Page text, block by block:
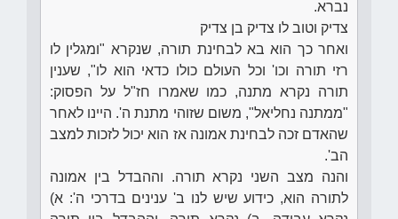
נברא.
צדיק וטוב לו צדיק בן צדיק
ואחר כך הוא בא לבחינת תורה, שנקרא "ומגלין לו
רזי תורה וכו' וכל העולם כולו כדאי הוא לו", שענין
תורה נקרא מתנה, כמו שאמרו חז"ל על הפסוק:
"ממתנה נחליאל", משום שזוהי מתנת ה'. היינו לאחר
שהאדם זכה לבחינת אמונה אז הוא יכול לזכות למצב
הב'.
והנה מצב השני נקרא תורה. וההבדל בין אמונה
לתורה הוא, כידוע שיש לנו ב' ענינים בדרכי ה': א)